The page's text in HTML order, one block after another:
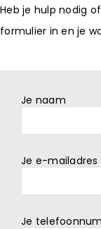
Heb je hulp nodig
formulier in en je
Je naam
Je e-mailadres
Je